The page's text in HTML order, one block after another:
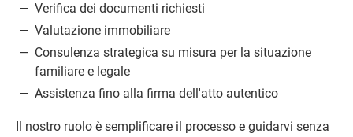
Verifica dei documenti richiesti
Valutazione immobiliare
Consulenza strategica su misura per la situazione
familiare e legale
Assistenza fino alla firma dell'atto autentico
Il nostro ruolo è semplificare il processo e guidarvi senza